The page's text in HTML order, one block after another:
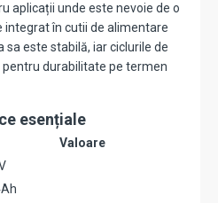
aplicații unde este nevoie de o
integrat în cutii de alimentare
este stabilă, iar ciclurile de
durabilitate pe termen
esențiale
Valoare